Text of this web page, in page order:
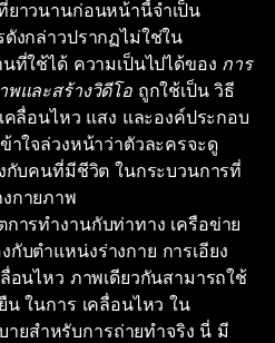
าวนานก่อนหน้านี้จำเป็น
งกล่าวปรากฏไม่ใช่ใน
ที่ใช้ได้ ความเป็นไปได้ของ การ
พและสร้างวิดีโอถูกใช้เป็น วิธี
คลื่อนไหว แสง และองค์ประกอบ
าใจล่วงหน้าว่าตัวละครจะดู
กับคนที่มีชีวิต ในกระบวนการที่
กายภาพ
ารทำงานกับท่าทาง เครือข่าย
บตำแหน่งร่างกาย การเอียง
อนไหว ภาพเดียวกันสามารถใช้
ในการ เคลื่อนไหว ใน
ยสำหรับการถ่ายทำจริง นี่ มี